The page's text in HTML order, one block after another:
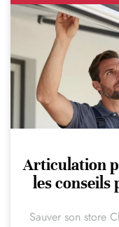
Articulation
les conseils
Sauver son store